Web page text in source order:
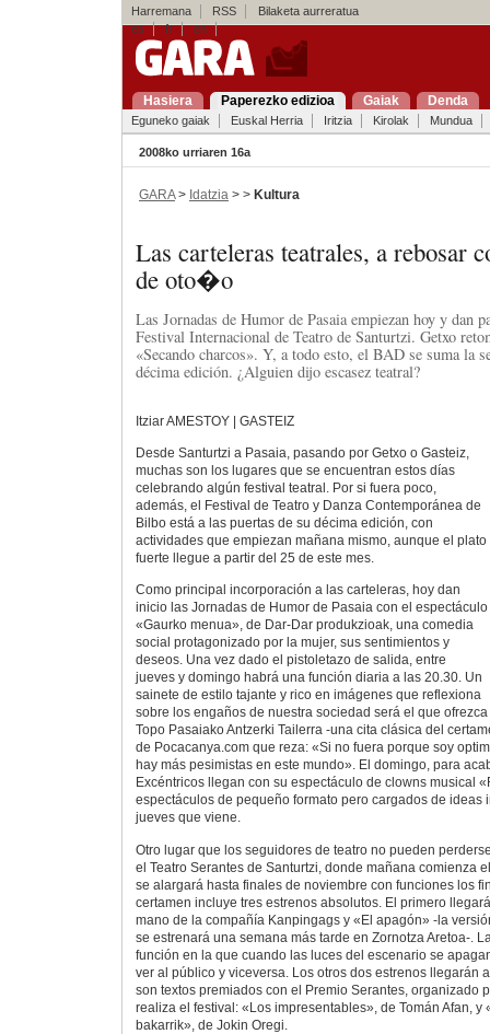
Harremana RSS
Bilaketa aurreratua
es
fr en
Hasiera Paperezko edizioa Gaiak Denda
Eguneko gaiak Euskal Herria Iritzia Kirolak Mundua
2008ko urriaren 16a
GARA> Idatzia > > Kultura
Las carteleras teatrales, a rebosar
de oto�o
Las Jornadas de Humor de Pasaia empiezan hoy y dan
Festival Internacional de Teatro de Santurtzi. Getxo
«Secando charcos». Y, a todo esto, el BAD se suma la
décima edición. ¿Alguien dijo escasez teatral?
Itziar AMESTOY | GASTEIZ
Desde Santurtzi a Pasaia, pasando por Getxo o Gasteiz,
muchas son los lugares que se encuentran estos días
celebrando algún festival teatral. Por si fuera poco,
además, el Festival de Teatro y Danza Contemporánea de
Bilbo está a las puertas de su décima edición, con
actividades que empiezan mañana mismo, aunque el plato
fuerte llegue a partir del 25 de este mes.
Como principal incorporación a las carteleras, hoy dan
inicio las Jornadas de Humor de Pasaia con el espectáculo
«Gaurko menua», de Dar-Dar produkzioak, una comedia
social protagonizado por la mujer, sus sentimientos y
deseos. Una vez dado el pistoletazo de salida, entre
jueves y domingo habrá una función diaria a las 20.30. Un
sainete de estilo tajante y rico en imágenes que reflexiona
sobre los engaños de nuestra sociedad será el que
Topo Pasaiako Antzerki Tailerra -una cita clásica del
de Pocacanya.com que reza: «Si no fuera porque soy
hay más pesimistas en este mundo». El domingo, para
Excéntricos llegan con su espectáculo de clowns musical
espectáculos de pequeño formato pero cargados de ideas
jueves que viene.
Otro lugar que los seguidores de teatro no pueden
el Teatro Serantes de Santurtzi, donde mañana comienza
se alargará hasta finales de noviembre con funciones los
certamen incluye tres estrenos absolutos. El primero
mano de la compañía Kanpingags y «El apagón» -la
se estrenará una semana más tarde en Zornotza Aretoa-.
función en la que cuando las luces del escenario se
ver al público y viceversa. Los otros dos estrenos llegarán
son textos premiados con el Premio Serantes, organizado
realiza el festival: «Los impresentables», de Tomán Afan, y
bakarrik», de Jokin Oregi.